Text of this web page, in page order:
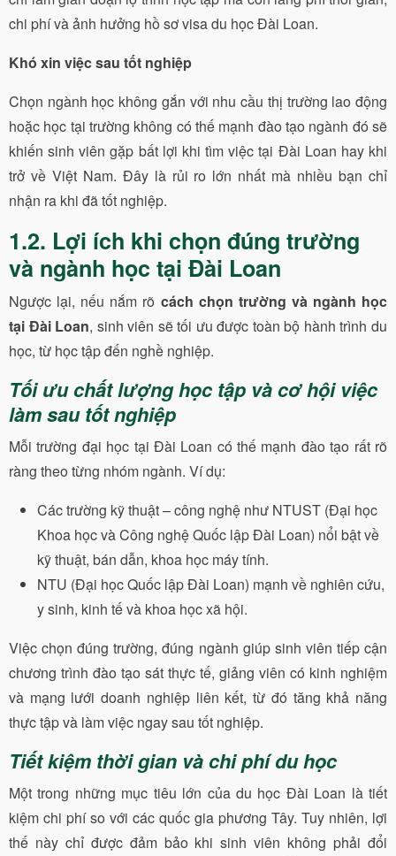
chi phí và ảnh hưởng hồ sơ visa du học Đài Loan.
Khó xin việc sau tốt nghiệp
Chọn ngành học không gắn với nhu cầu thị trường lao động
hoặc học tại trường không có thế mạnh đào tạo ngành đó sẽ
khiến sinh viên gặp bất lợi khi tìm việc tại Đài Loan hay khi
trở về Việt Nam. Đây là rủi ro lớn nhất mà nhiều bạn chỉ
nhận ra khi đã tốt nghiệp.
1.2. Lợi ích khi chọn đúng trường
và ngành học tại Đài Loan
Ngược lại, nếu nắm rõ cách chọn trường và ngành học
tại Đài Loan, sinh viên sẽ tối ưu được toàn bộ hành trình du
học, từ học tập đến nghề nghiệp.
Tối ưu chất lượng học tập và cơ hội việc
làm sau tốt nghiệp
Mỗi trường đại học tại Đài Loan có thế mạnh đào tạo rất rõ
ràng theo từng nhóm ngành. Ví dụ:
Các trường kỹ thuật – công nghệ như NTUST (Đại học
Khoa học và Công nghệ Quốc lập Đài Loan) nổi bật về
kỹ thuật, bán dẫn, khoa học máy tính.
NTU (Đại học Quốc lập Đài Loan) mạnh về nghiên cứu,
y sinh, kinh tế và khoa học xã hội.
Việc chọn đúng trường, đúng ngành giúp sinh viên tiếp cận
chương trình đào tạo sát thực tế, giảng viên có kinh nghiệm
và mạng lưới doanh nghiệp liên kết, từ đó tăng khả năng
thực tập và làm việc ngay sau tốt nghiệp.
Tiết kiệm thời gian và chi phí du học
Một trong những mục tiêu lớn của du học Đài Loan là tiết
kiệm chi phí so với các quốc gia phương Tây. Tuy nhiên, lợi
thế này chỉ được đảm bảo khi sinh viên không phải đổi